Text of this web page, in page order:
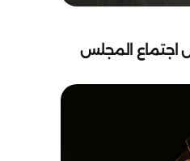
اجتماع المجلس